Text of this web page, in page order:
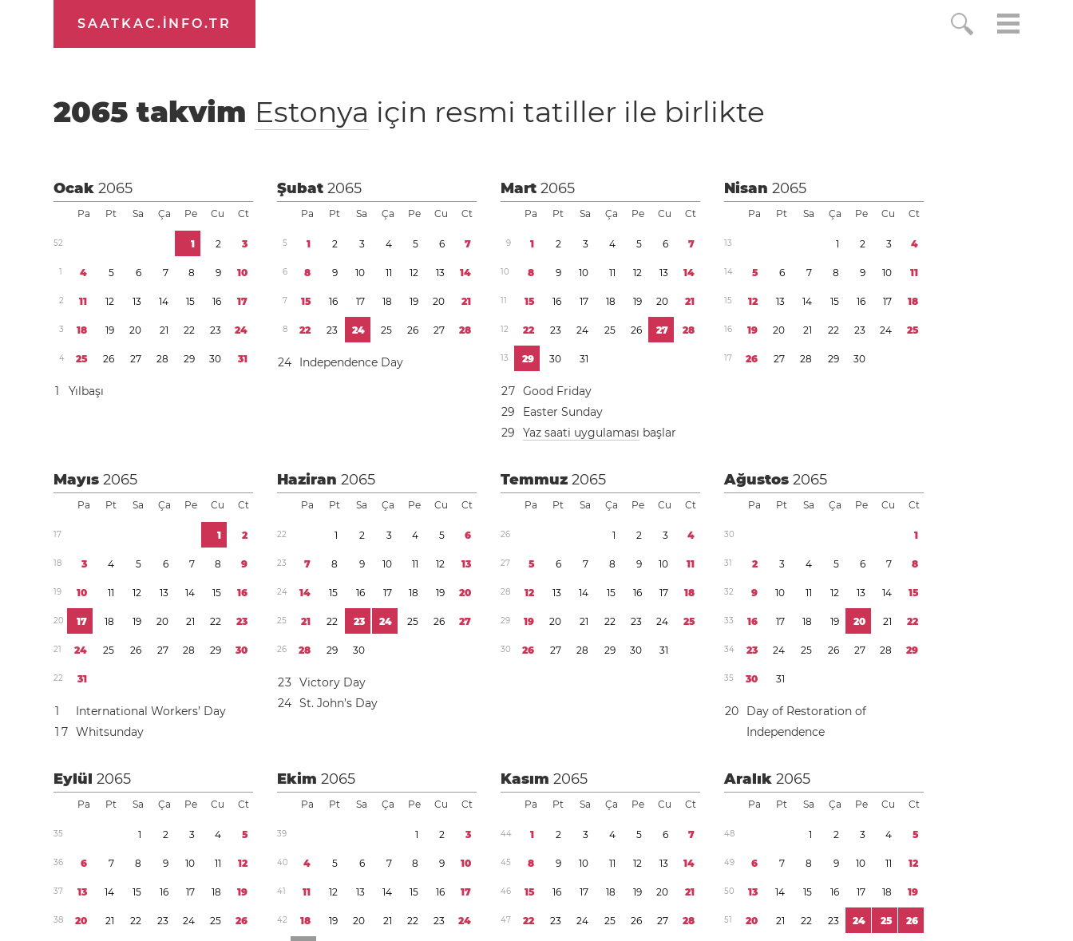
SAATKAC.INFO.TR
2065 takvim Estonya için resmi tatiller ile birlikte
Ocak2065
Pa Pt Sa Ça Pe Cu Ct
52 1 2 3
1 4 5 6 7 8 9 10
2 11 12 13 14 15 16 17
3 18 19 20 21 22 23 24
4 25 26 27 28 29 30 31
1 Yılbaşı
Şubat2065
Pa Pt Sa Ça Pe Cu Ct
5 1 2 3 4 5 6 7
6 8 9 10 11 12 13 14
7 15 16 17 18 19 20 21
8 22 23 24 25 26 27 28
24 Independence Day
Mart2065
Pa Pt Sa Ça Pe Cu Ct
9 1 2 3 4 5 6 7
10 8 9 10 11 12 13 14
11 15 16 17 18 19 20 21
12 22 23 24 25 26 27 28
13 29 30 31
27 Good Friday
29
Easter Sunday
29 Yaz saati uygulaması başlar
Nisan2065
Pa Pt Sa Ça Pe Cu Ct
13 1 2 3 4
14 5 6 7 8 9 10 11
15 12 13 14 15 16 17 18
16 19 20 21 22 23 24 25
17 26 27 28 29 30
Mayıs2065
Pa Pt Sa Ça Pe Cu Ct
17 1 2
18 3 4 5 6 7 8 9
19 10 11 12 13 14 15 16
20 17 18 19 20 21 22 23
21 24 25 26 27 28 29 30
22 31
1
International Workers’ Day
1 7 Whitsunday
Haziran2065
Pa Pt Sa Ça Pe Cu Ct
22 1 2 3 4 5 6
23 7 8 9 10 11 12 13
24 14 15 16 17 18 19 20
25 21 22 23 24 25 26 27
26 28 29 30
23 Victory Day
24 St. John’s Day
Temmuz2065
Pa Pt Sa Ça Pe Cu Ct
26 1 2 3 4
27 5 6 7 8 9 10 11
28 12 13 14 15 16 17 18
29 19 20 21 22 23 24 25
30 26 27 28 29 30 31
Ağustos2065
Pa Pt Sa Ça Pe Cu Ct
30 1
31 2 3 4 5 6 7 8
32 9 10 11 12 13 14 15
33 16 17 18 19 20 21 22
34 23 24 25 26 27 28 29
35 30 31
20
Day of Restoration of
Independence
Eylül2065
Pa Pt Sa Ça Pe Cu Ct
35 1 2 3 4 5
36 6 7 8 9 10 11 12
37 13 14 15 16 17 18 19
38 20 21 22 23 24 25 26
Ekim2065
Pa Pt Sa Ça Pe Cu Ct
39 1 2 3
40 4 5 6 7 8 9 10
41 11 12 13 14 15 16 17
42 18 19 20 21 22 23 24
Kasım2065
Pa Pt Sa Ça Pe Cu Ct
44 1 2 3 4 5 6 7
45 8 9 10 11 12 13 14
46 15 16 17 18 19 20 21
47 22 23 24 25 26 27 28
Aralık2065
Pa Pt Sa Ça Pe Cu Ct
48 1 2 3 4 5
49 6 7 8 9 10 11 12
50 13 14 15 16 17 18 19
51 20 21 22 23 24 25 26